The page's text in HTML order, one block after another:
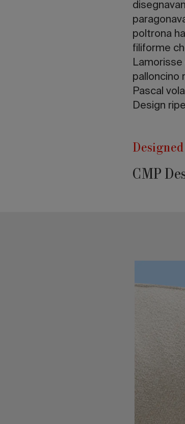
poltrona
filiforme
Lamorisse
palloncino
Pascal
Design
CMP